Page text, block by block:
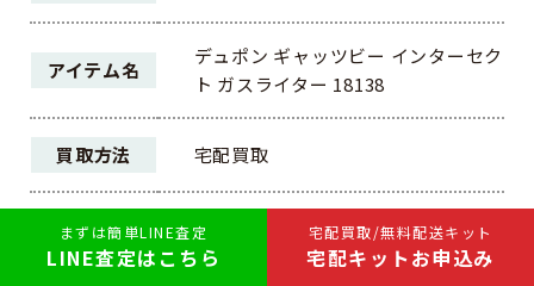
宅配買取/無料配送キット
宅配キットお申込み
まずは簡単LINE査定
LINE査定はこちら
アイテム名
デュポン ギャッツビー インターセク
ト ガスライター 18138
買取方法 宅配買取
ランク AB